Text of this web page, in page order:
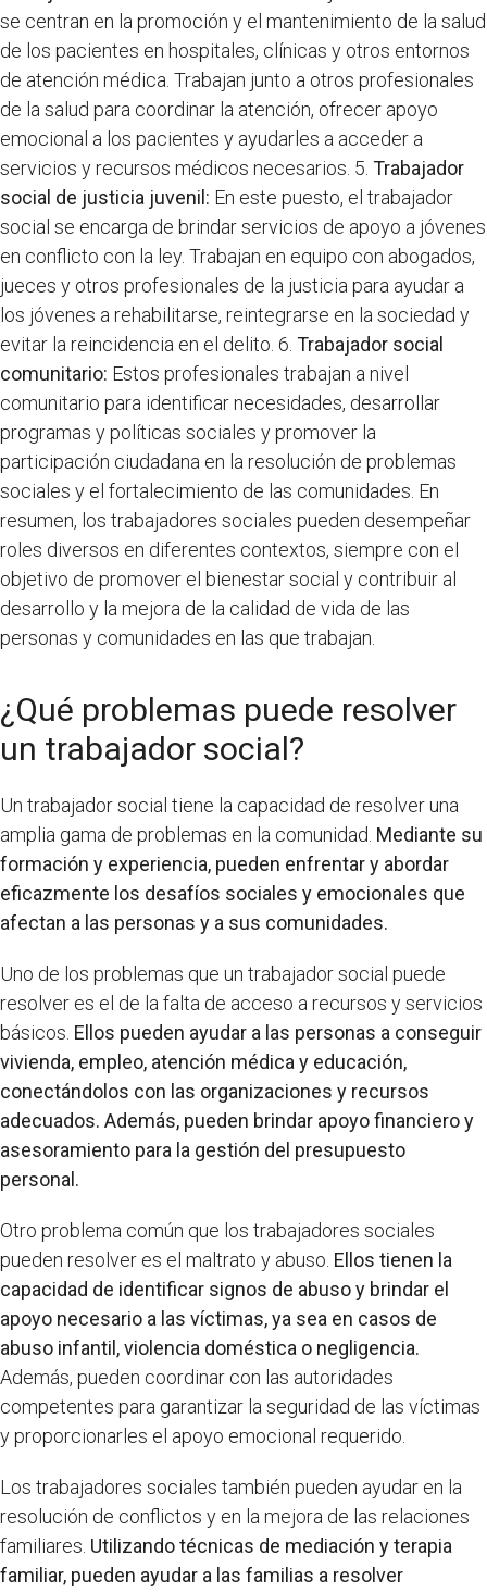
se centran en la promoción y el mantenimiento de la salud
de los pacientes en hospitales, clínicas y otros entornos
de atención médica. Trabajan junto a otros profesionales
de la salud para coordinar la atención, ofrecer apoyo
emocional a los pacientes y ayudarles a acceder a
servicios y recursos médicos necesarios. 5. Trabajador
social de justicia juvenil: En este puesto, el trabajador
social se encarga de brindar servicios de apoyo a jóvenes
en conflicto con la ley. Trabajan en equipo con abogados,
jueces y otros profesionales de la justicia para ayudar a
los jóvenes a rehabilitarse, reintegrarse en la sociedad y
evitar la reincidencia en el delito. 6. Trabajador social
comunitario: Estos profesionales trabajan a nivel
comunitario para identificar necesidades, desarrollar
programas y políticas sociales y promover la
participación ciudadana en la resolución de problemas
sociales y el fortalecimiento de las comunidades. En
resumen, los trabajadores sociales pueden desempeñar
roles diversos en diferentes contextos, siempre con el
objetivo de promover el bienestar social y contribuir al
desarrollo y la mejora de la calidad de vida de las
personas y comunidades en las que trabajan.
¿Qué problemas puede resolver
un trabajador social?
Un trabajador social tiene la capacidad de resolver una
amplia gama de problemas en la comunidad. Mediante su
formación y experiencia, pueden enfrentar y abordar
eficazmente los desafíos sociales y emocionales que
afectan a las personas y a sus comunidades.
Uno de los problemas que un trabajador social puede
resolver es el de la falta de acceso a recursos y servicios
básicos. Ellos pueden ayudar a las personas a conseguir
vivienda, empleo, atención médica y educación,
conectándolos con las organizaciones y recursos
adecuados. Además, pueden brindar apoyo financiero y
asesoramiento para la gestión del presupuesto
personal.
Otro problema común que los trabajadores sociales
pueden resolver es el maltrato y abuso. Ellos tienen la
capacidad de identificar signos de abuso y brindar el
apoyo necesario a las víctimas, ya sea en casos de
abuso infantil, violencia doméstica o negligencia.
Además, pueden coordinar con las autoridades
competentes para garantizar la seguridad de las víctimas
y proporcionarles el apoyo emocional requerido.
Los trabajadores sociales también pueden ayudar en la
resolución de conflictos y en la mejora de las relaciones
familiares. Utilizando técnicas de mediación y terapia
familiar, pueden ayudar a las familias a resolver